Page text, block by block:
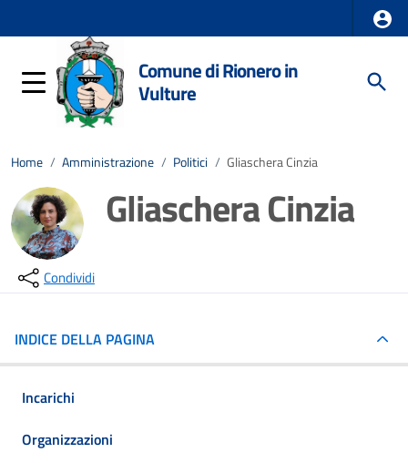
Comune di Rionero in
Vulture
Home / Amministrazione / Politici / Gliaschera Cinzia
Gliaschera Cinzia
Condividi
INDICE DELLA PAGINA
Incarichi
Organizzazioni